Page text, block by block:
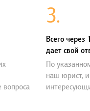
3.
Всего
дает свой
По
наш юрист,